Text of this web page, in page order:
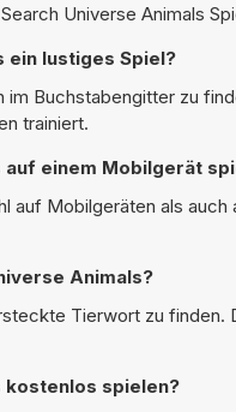
Universe Animals
ein lustiges Spiel?
Buchstabengitter zu
trainiert.
auf einem Mobilgerät
auf Mobilgeräten als
Animals?
Tierwort zu
kostenlos spielen?